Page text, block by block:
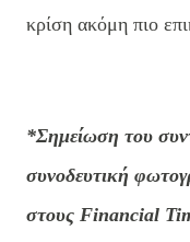
κρίση ακόμη πιο
*Σημείωση του
συνοδευτική
στους Financial